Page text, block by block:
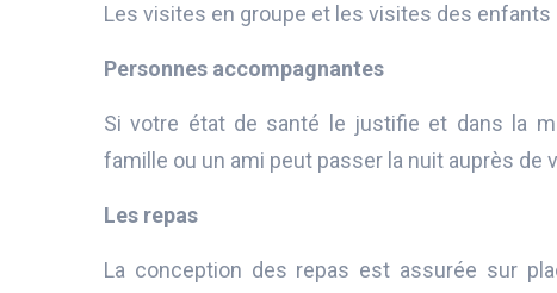
Les visites en groupe et les visites des
Personnes accompagnantes
Si votre état de santé le justifie et dans la
famille ou un ami peut passer la nuit auprès de
Les repas
La conception des repas est assurée sur